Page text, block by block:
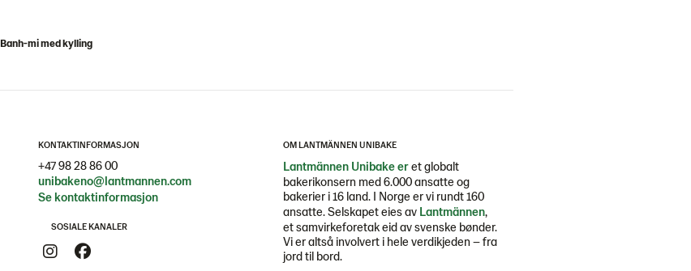
Banh-mi med kylling
KONTAKTINFORMASJON
+47 98 28 86 00
unibakeno@lantmannen.com
Se kontaktinformasjon
SOSIALE KANALER
OM LANTMÄNNEN UNIBAKE
Lantmännen Unibake eret globalt
bakerikonsern med 6.000 ansatte og
bakerier i 16 land. I Norge er vi rundt 160
ansatte. Selskapet eies av Lantmännen,
et samvirkeforetak eid av svenske bønder.
Vi er altså involvert i hele verdikjeden – fra
jord til bord.